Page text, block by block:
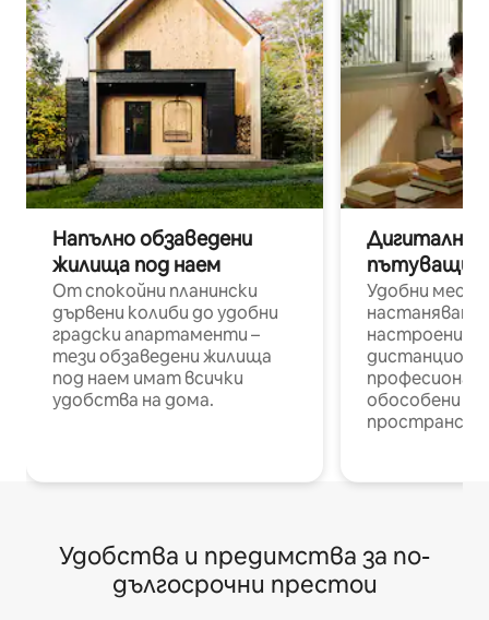
Напълно обзаведени
жилища под наем
От спокойни планински
дървени колиби до удобни
градски апартаменти –
тези обзаведени жилища
под наем имат всички
удобства на дома.
Дигитални
пътуващи
Удобни
настаняване
настроени и
обособени
Удобства и предимства за по-
дългосрочни престои